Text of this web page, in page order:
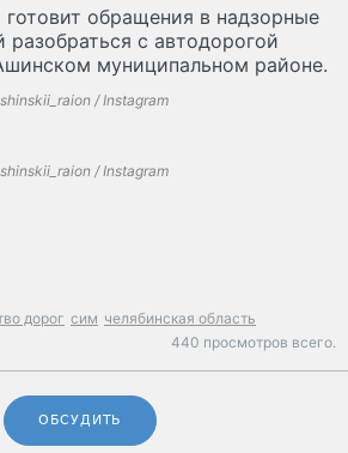
обращения в надзорные
разобраться с автодорогой
муниципальном районе.
/ Instagram
/ Instagram
дорог сим челябинская область
440 просмотров всего.
ОБСУДИТЬ